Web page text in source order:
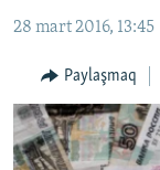
Qıdıruvğa
MEDENİYET
İNSAN AQLARI
VİDEO
SÜRET
28 mart 2016, 13:45
Paylaşmaq